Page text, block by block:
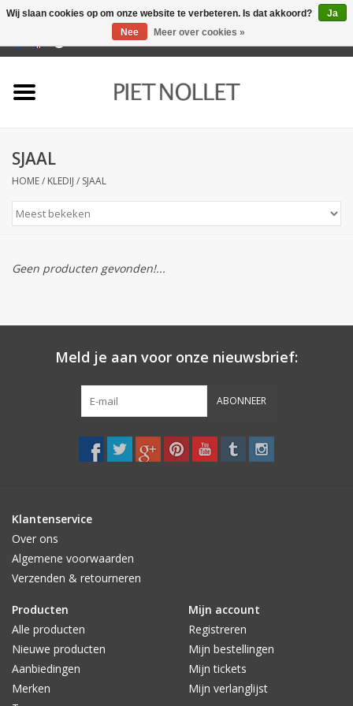
Badlinnen
Bedlinnen
Bag - tas
Kledij
Stof per meter
GESCHENK ARTIKELEN
SJAAL
HOME/ KLEDIJ / SJAAL
Geen producten gevonden!...
Meld je aan voor onze nieuwsbrief:
ABONNEER
Klantenservice
Over ons
Algemene voorwaarden
Verzenden & retourneren
Producten
Alle producten
Nieuwe producten
Aanbiedingen
Merken
Mijn account
Registreren
Mijn bestellingen
Mijn tickets
Mijn verlanglijst
Wij slaan cookies op om onze website te verbeteren. Is dat akkoord?
Ja
Nee
Meer over cookies »